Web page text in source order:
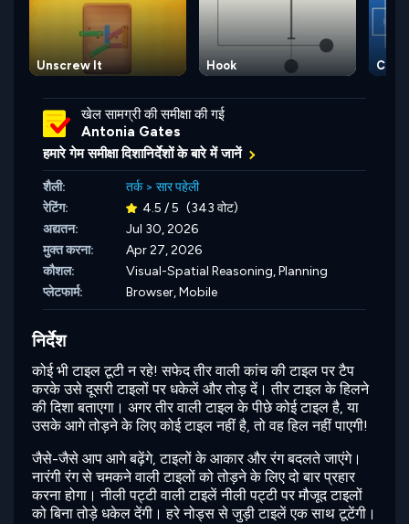
Unscrew It Hook
खेल सामग्री की समीक्षा की गई
Antonia Gates
हमारे गेम समीक्षा दिशानिर्देशों के बारे में जानें
शैली: तर्क> सार पहेली
रेटिंग:
4.5 / 5 (343 वोट)
अद्यतन:
Jul 30, 2026
मुक्त करना:
Apr 27, 2026
कौशल:
Visual-Spatial Reasoning,Planning
प्लेटफार्म:
Browser, Mobile
निर्देश
कोई भी टाइल टूटी न रहे! सफेद तीर वाली कांच की टाइल पर टैप
करके उसे दूसरी टाइलों पर धकेलें और तोड़ दें। तीर टाइल के हिलने
की दिशा बताएगा। अगर तीर वाली टाइल के पीछे कोई टाइल है, या
उसके आगे तोड़ने के लिए कोई टाइल नहीं है, तो वह हिल नहीं पाएगी!
जैसे-जैसे आप आगे बढ़ेंगे, टाइलों के आकार और रंग बदलते जाएंगे।
नारंगी रंग से चमकने वाली टाइलों को तोड़ने के लिए दो बार प्रहार
करना होगा। नीली पट्टी वाली टाइलें नीली पट्टी पर मौजूद टाइलों
को बिना तोड़े धकेल देंगी। हरे नोड्स से जुड़ी टाइलें एक साथ टूटेंगी।